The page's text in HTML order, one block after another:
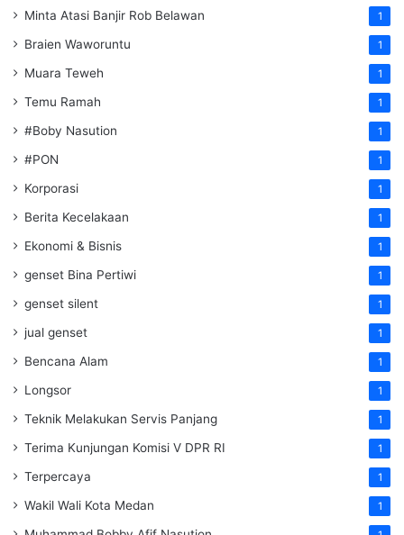
Minta Atasi Banjir Rob Belawan 1
Braien Waworuntu 1
Muara Teweh 1
Temu Ramah 1
#Boby Nasution 1
#PON 1
Korporasi 1
Berita Kecelakaan 1
Ekonomi & Bisnis 1
genset Bina Pertiwi 1
genset silent 1
jual genset 1
Bencana Alam 1
Longsor 1
Teknik Melakukan Servis Panjang 1
Terima Kunjungan Komisi V DPR RI 1
Terpercaya 1
Wakil Wali Kota Medan 1